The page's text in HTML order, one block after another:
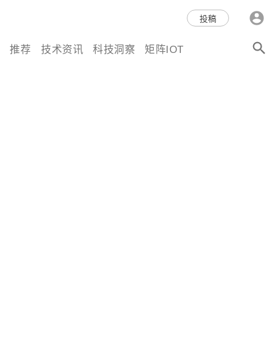
科技互联网,科技,资讯,动态,洞
察,量子,计算,AI,人工智能,机器
投稿
推荐 技术资讯 科技洞察 矩阵IOT